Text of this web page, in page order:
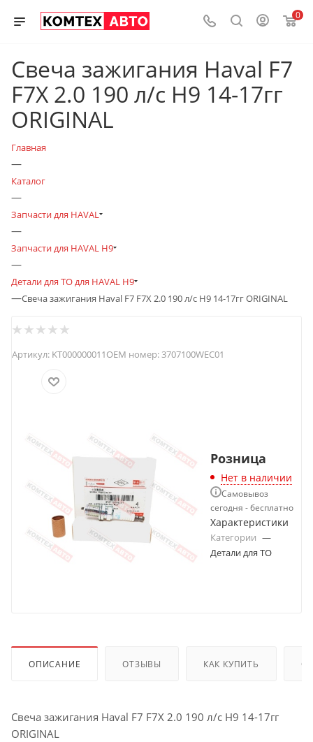
0
Свеча зажигания Haval F7
F7Х 2.0 190 л/с H9 14-17гг
ORIGINAL
Главная
—
Каталог
—
Запчасти для HAVAL
—
Запчасти для HAVAL H9
—
Детали для ТО для HAVAL H9
—Свеча зажигания Haval F7 F7Х 2.0 190 л/с H9 14-17гг ORIGINAL
Артикул: KT000000011OEM номер:3707100WEC01
Розница
Нет в наличии
Самовывоз
сегодня - бесплатно
Характеристики
Категории —
Детали для ТО
ОПИСАНИЕ ОТЗЫВЫ КАК КУПИТЬ
Свеча зажигания Haval F7 F7Х 2.0 190 л/с H9 14-17гг
ORIGINAL